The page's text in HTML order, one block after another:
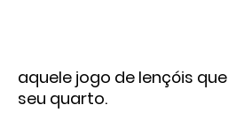
aquele jogo de lençóis que
seu quarto.